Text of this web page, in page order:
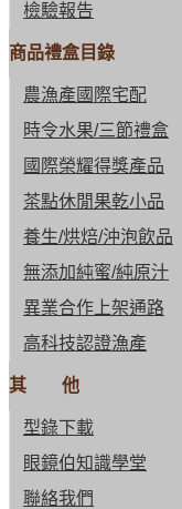
檢驗報告
商品禮盒目錄
農漁產國際宅配
時令水果/三節禮盒
國際榮耀得獎產品
茶點休閒果乾小品
養生/烘焙/沖泡飲品
無添加純蜜/純原汁
異業合作上架通路
高科技認證漁產
其 他
型錄下載
眼鏡伯知識學堂
聯絡我們